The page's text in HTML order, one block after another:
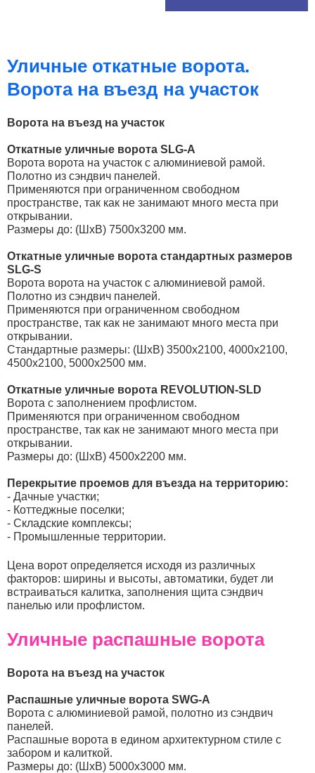
Уличные откатные ворота.
Ворота на въезд на участок
Ворота на въезд на участок
Откатные уличные ворота SLG-A
Ворота ворота на участок с алюминиевой рамой.
Полотно из сэндвич панелей.
Применяются при ограниченном свободном
пространстве, так как не занимают много места при
открывании.
Размеры до: (ШхВ) 7500х3200 мм.
Откатные уличные ворота стандартных размеров
SLG-S
Ворота ворота на участок с алюминиевой рамой.
Полотно из сэндвич панелей.
Применяются при ограниченном свободном
пространстве, так как не занимают много места при
открывании.
Стандартные размеры: (ШхВ) 3500х2100, 4000х2100,
4500х2100, 5000х2500 мм.
Откатные уличные ворота REVOLUTION-SLD
Ворота с заполнением профлистом.
Применяются при ограниченном свободном
пространстве, так как не занимают много места при
открывании.
Размеры до: (ШхВ) 4500х2200 мм.
Перекрытие проемов для въезда на территорию:
- Дачные участки;
- Коттеджные поселки;
- Складские комплексы;
- Промышленные территории.
Цена ворот определяется исходя из различных
факторов: ширины и высоты, автоматики, будет ли
встраиваться калитка, заполнения щита сэндвич
панелью или профлистом.
Уличные распашные ворота
Ворота на въезд на участок
Распашные уличные ворота SWG‑A
Ворота с алюминиевой рамой, полотно из сэндвич
панелей.
Распашные ворота в едином архитектурном стиле с
забором и калиткой.
Размеры до: (ШхВ) 5000х3000 мм.